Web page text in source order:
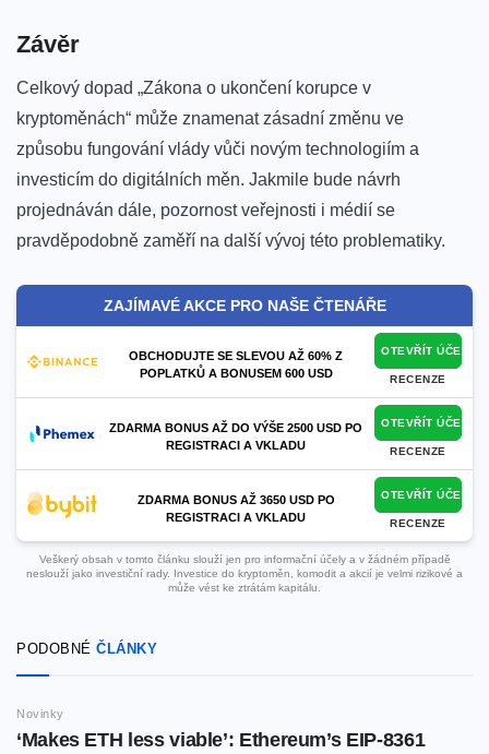
Závěr
Celkový dopad „Zákona o ukončení⁣ korupce v
kryptoměnách“ může znamenat zásadní změnu ve
způsobu fungování vlády vůči novým technologiím a
investicím do digitálních měn. Jakmile ⁣bude návrh
projednáván⁣ dále, pozornost veřejnosti i médií se
pravděpodobně⁢ zaměří​ na další vývoj této‍ problematiky.
ZAJÍMAVÉ AKCE PRO NAŠE ČTENÁŘE
OBCHODUJTE SE SLEVOU AŽ 60% Z
POPLATKŮ A BONUSEM 600 USD
OTEVŘÍT ÚČET
RECENZE
ZDARMA BONUS AŽ DO VÝŠE 2500 USD PO
REGISTRACI A VKLADU
OTEVŘÍT ÚČET
RECENZE
ZDARMA BONUS AŽ 3650 USD PO
REGISTRACI A VKLADU
OTEVŘÍT ÚČET
RECENZE
Veškerý obsah v tomto článku slouží jen pro informační účely a v žádném případě
neslouží jako investiční rady. Investice do kryptoměn, komodit a akcií je velmi rizikové a
může vést ke ztrátám kapitálu.
PODOBNÉ ČLÁNKY
Novinky
‘Makes ETH less viable’: Ethereum’s EIP-8361